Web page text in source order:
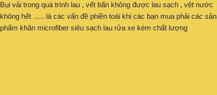
Bụi vải trong quá trình lau , vết bẩn không được lau sạch , vệt nước
không hết ….. là các vấn đề phiền toái khi các bạn mua phải các sản
phẩm khăn microfiber siêu sạch lau rửa xe kém chất lượng